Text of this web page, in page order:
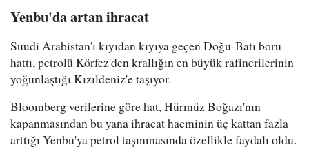
Yenbu'da artan ihracat
Suudi Arabistan'ı kıyıdan kıyıya geçen Doğu-Batı boru
hattı, petrolü Körfez'den krallığın en büyük rafinerilerinin
yoğunlaştığı Kızıldeniz'e taşıyor.
Bloomberg verilerine göre hat, Hürmüz Boğazı'nın
kapanmasından bu yana ihracat hacminin üç kattan fazla
arttığı Yenbu'ya petrol taşınmasında özellikle faydalı oldu.